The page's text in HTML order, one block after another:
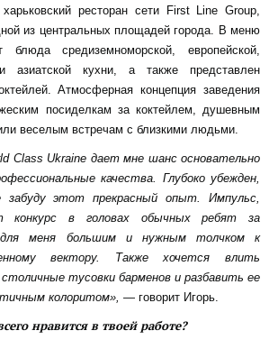
ресторан сети First Line Group,
из центральных площадей города. В меню
блюда средиземноморской, европейской,
и азиатской кухни, а также представлен
Атмосферная концепция заведения
посиделкам за коктейлем, душевным
веселым встречам с близкими людьми.
Class Ukraine дает мне шанс основательно
качества. Глубоко убежден,
забуду этот прекрасный опыт. Импульс,
конкурс в головах обычных ребят за
меня большим и нужным толчком к
вектору. Также хочется влить
тусовки барменов и разбавить ее
колоритом», — говорит Игорь.
нравится в твоей работе?